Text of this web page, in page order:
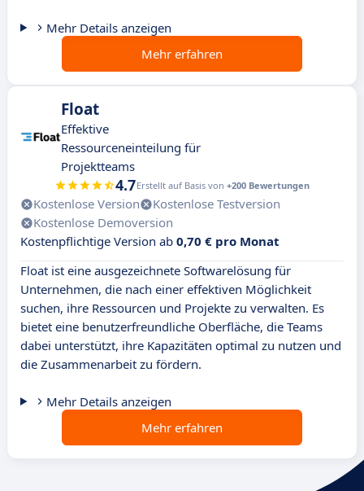
Mehr Details anzeigen
Mehr erfahren
Float
Effektive
Ressourceneinteilung für
Projektteams
4.7Erstellt auf Basis von +200 Bewertungen
Kostenlose Version
Kostenlose Testversion
Kostenlose Demoversion
Kostenpflichtige Version ab 0,70 € pro Monat
Float ist eine ausgezeichnete Softwarelösung für
Unternehmen, die nach einer effektiven Möglichkeit
suchen, ihre Ressourcen und Projekte zu verwalten. Es
bietet eine benutzerfreundliche Oberfläche, die Teams
dabei unterstützt, ihre Kapazitäten optimal zu nutzen und
die Zusammenarbeit zu fördern.
Mehr Details anzeigen
Mehr erfahren